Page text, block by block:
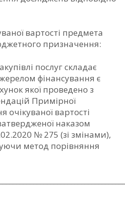
вартості предмета
призначення:
послуг складає
фінансування є
якої проведено з
Примірної
вартості
наказом
№ 275 (зі змінами),
метод порівняння